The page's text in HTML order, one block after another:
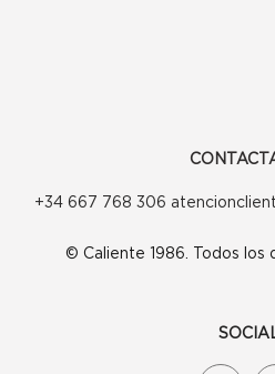
+34 667 768 306
© Caliente 1986. Todos los